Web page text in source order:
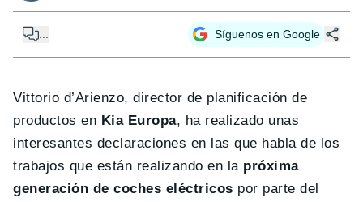
Síguenos en Google
Vittorio d’Arienzo, director de planificación de
productos en Kia Europa, ha realizado unas
interesantes declaraciones en las que habla de los
trabajos que están realizando en la próxima
generación de coches eléctricos por parte del